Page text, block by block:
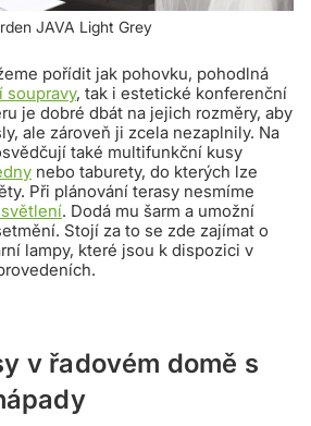
JAVA Light Grey
pořídit jak pohovku, pohodlná
soupravy, tak i estetické konferenční
je dobré dbát na jejich rozměry, aby
ale zároveň ji zcela nezaplnily. Na
také multifunkční kusy
nebo taburety, do kterých lze
Při plánování terasy nesmíme
. Dodá mu šarm a umožní
Stojí za to se zde zajímat o
lampy, které jsou k dispozici v
v řadovém domě s